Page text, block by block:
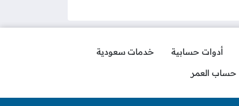
أدوات حسابية
خدمات سعودية
حساب العمر